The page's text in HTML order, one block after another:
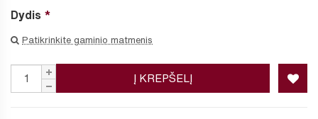
Dydis
Patikrinkite gaminio matmenis
Į KREPŠELĮ